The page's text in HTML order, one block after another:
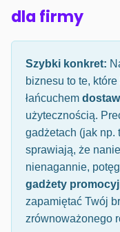
dla firmy
Szybki konkret:
biznesu to te, które
łańcuchem
użytecznością.
gadżetach (jak np.
sprawiają, że
nienagannie,
gadżety
zapamiętać Twój
zrównoważonego